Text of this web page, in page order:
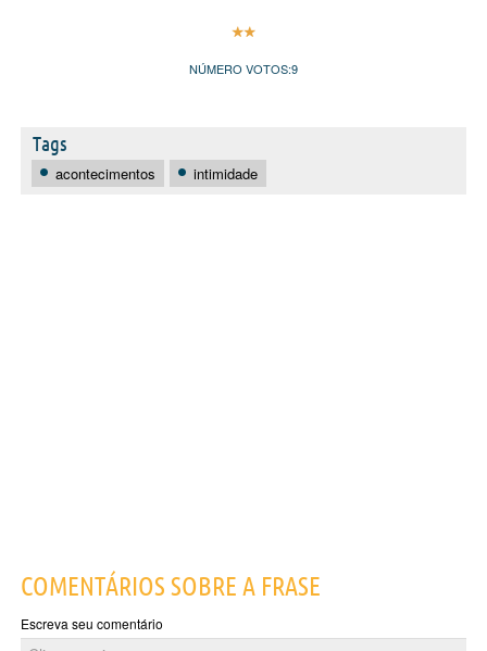
NÚMERO VOTOS:9
Tags
acontecimentos intimidade
COMENTÁRIOS SOBRE A FRASE
Escreva seu comentário